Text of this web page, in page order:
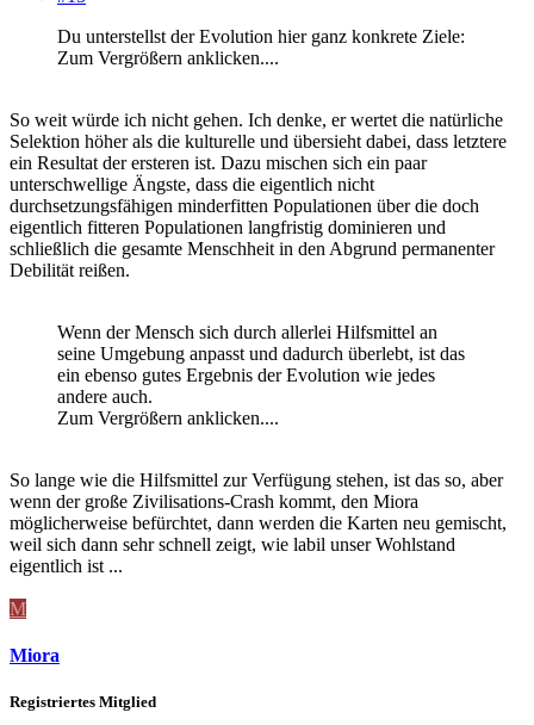
Du unterstellst der Evolution hier ganz konkrete Ziele:
Zum Vergrößern anklicken....
So weit würde ich nicht gehen. Ich denke, er wertet die natürliche
Selektion höher als die kulturelle und übersieht dabei, dass letztere
ein Resultat der ersteren ist. Dazu mischen sich ein paar
unterschwellige Ängste, dass die eigentlich nicht
durchsetzungsfähigen minderfitten Populationen über die doch
eigentlich fitteren Populationen langfristig dominieren und
schließlich die gesamte Menschheit in den Abgrund permanenter
Debilität reißen.
Wenn der Mensch sich durch allerlei Hilfsmittel an
seine Umgebung anpasst und dadurch überlebt, ist das
ein ebenso gutes Ergebnis der Evolution wie jedes
andere auch.
Zum Vergrößern anklicken....
So lange wie die Hilfsmittel zur Verfügung stehen, ist das so, aber
wenn der große Zivilisations-Crash kommt, den Miora
möglicherweise befürchtet, dann werden die Karten neu gemischt,
weil sich dann sehr schnell zeigt, wie labil unser Wohlstand
eigentlich ist ...
M
Miora
Registriertes Mitglied